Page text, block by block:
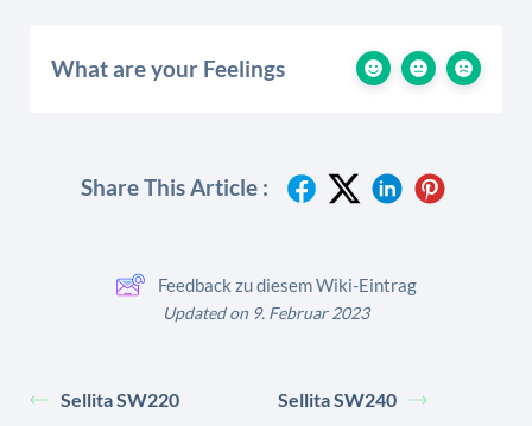
What are your Feelings
Share This Article :
Feedback zu diesem Wiki-Eintrag
Updated on 9. Februar 2023
Sellita SW220 Sellita SW240